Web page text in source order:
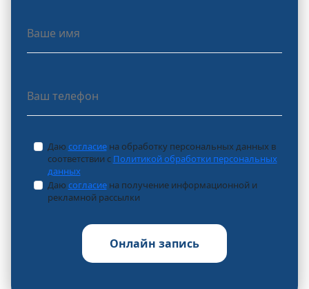
Даю согласиена обработку персональных данных в
соответствии с Политикой обработки персональных
данных
Даю согласиена получение информационной и
рекламной рассылки